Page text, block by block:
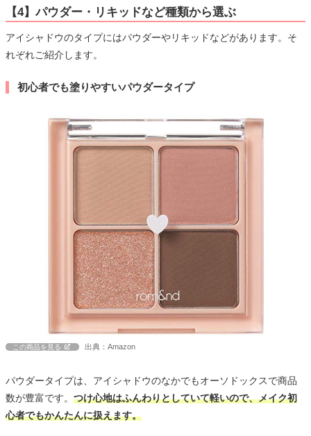
【4】パウダー・リキッドなど種類から選ぶ
アイシャドウのタイプにはパウダーやリキッドなどがあります。そ
れぞれご紹介します。
初心者でも塗りやすいパウダータイプ
この商品を見る 出典：Amazon
パウダータイプは、アイシャドウのなかでもオーソドックスで商品
数が豊富です。 つけ心地はふんわりとしていて軽いので、メイク初
心者でもかんたんに扱えます。